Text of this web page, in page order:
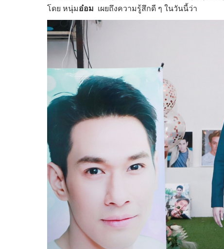
โดย หนุ่มอ๋อม เผยถึงความรู้สึกดี ๆ ในวันนี้ว่า